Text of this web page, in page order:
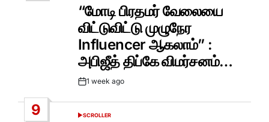
“மோடி பிரதமர் வேலையை
விட்டுவிட்டு முழுநேர
Influencer ஆகலாம்” :
அபிஜீத் திப்கே விமர்சனம்…
Post1 week ago
9
POSTED
SCROLLER